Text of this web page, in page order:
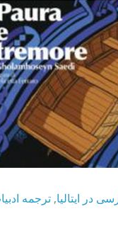
در ایتالیا, ترجمه